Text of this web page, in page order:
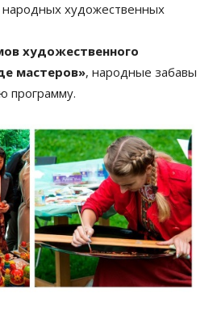
народных художественных
художественного
мастеров», народные забавы
программу.